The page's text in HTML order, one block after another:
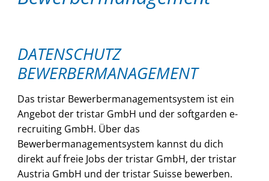
DATENSCHUTZ
BEWERBERMANAGEMENT
Das tristar Bewerbermanagementsystem ist ein
Angebot der tristar GmbH und der softgarden e-
recruiting GmbH. Über das
Bewerbermanagementsystem kannst du dich
direkt auf freie Jobs der tristar GmbH, der tristar
Austria GmbH und der tristar Suisse bewerben.